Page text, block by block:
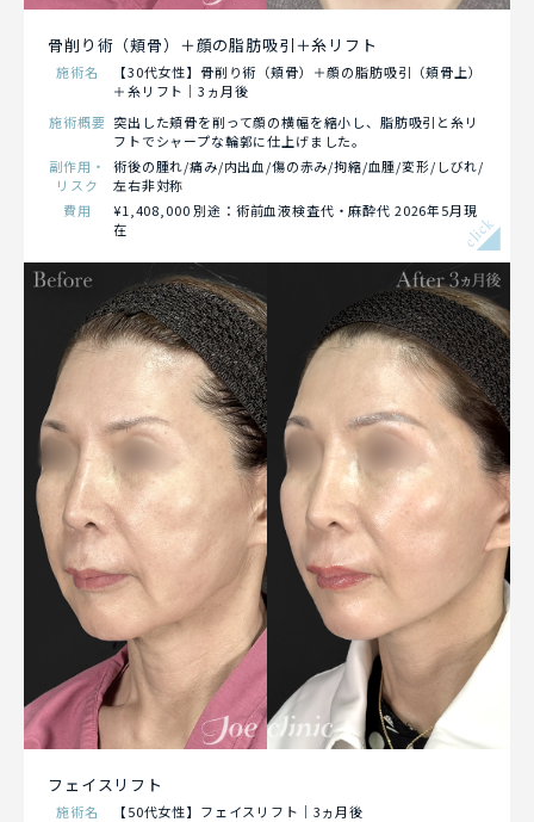
骨削り術（頬骨）＋顔の脂肪吸引＋糸リフト
施術名
【30代女性】骨削り術（頬骨）＋顔の脂肪吸引（頬骨上）
＋糸リフト｜3ヵ月後
施術概要 突出した頬骨を削って顔の横幅を縮小し、脂肪吸引と糸リ
フトでシャープな輪郭に仕上げました。
副作用・
リスク
術後の腫れ/痛み/内出血/傷の赤み/拘縮/血腫/変形/しびれ/
左右非対称
費用
¥1,408,000 別途：術前血液検査代・麻酔代 2026年5月現
在
click
フェイスリフト
施術名
【50代女性】フェイスリフト｜3ヵ月後